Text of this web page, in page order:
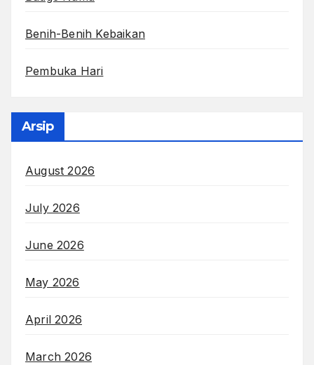
Benih-Benih Kebaikan
Pembuka Hari
Arsip
August 2026
July 2026
June 2026
May 2026
April 2026
March 2026